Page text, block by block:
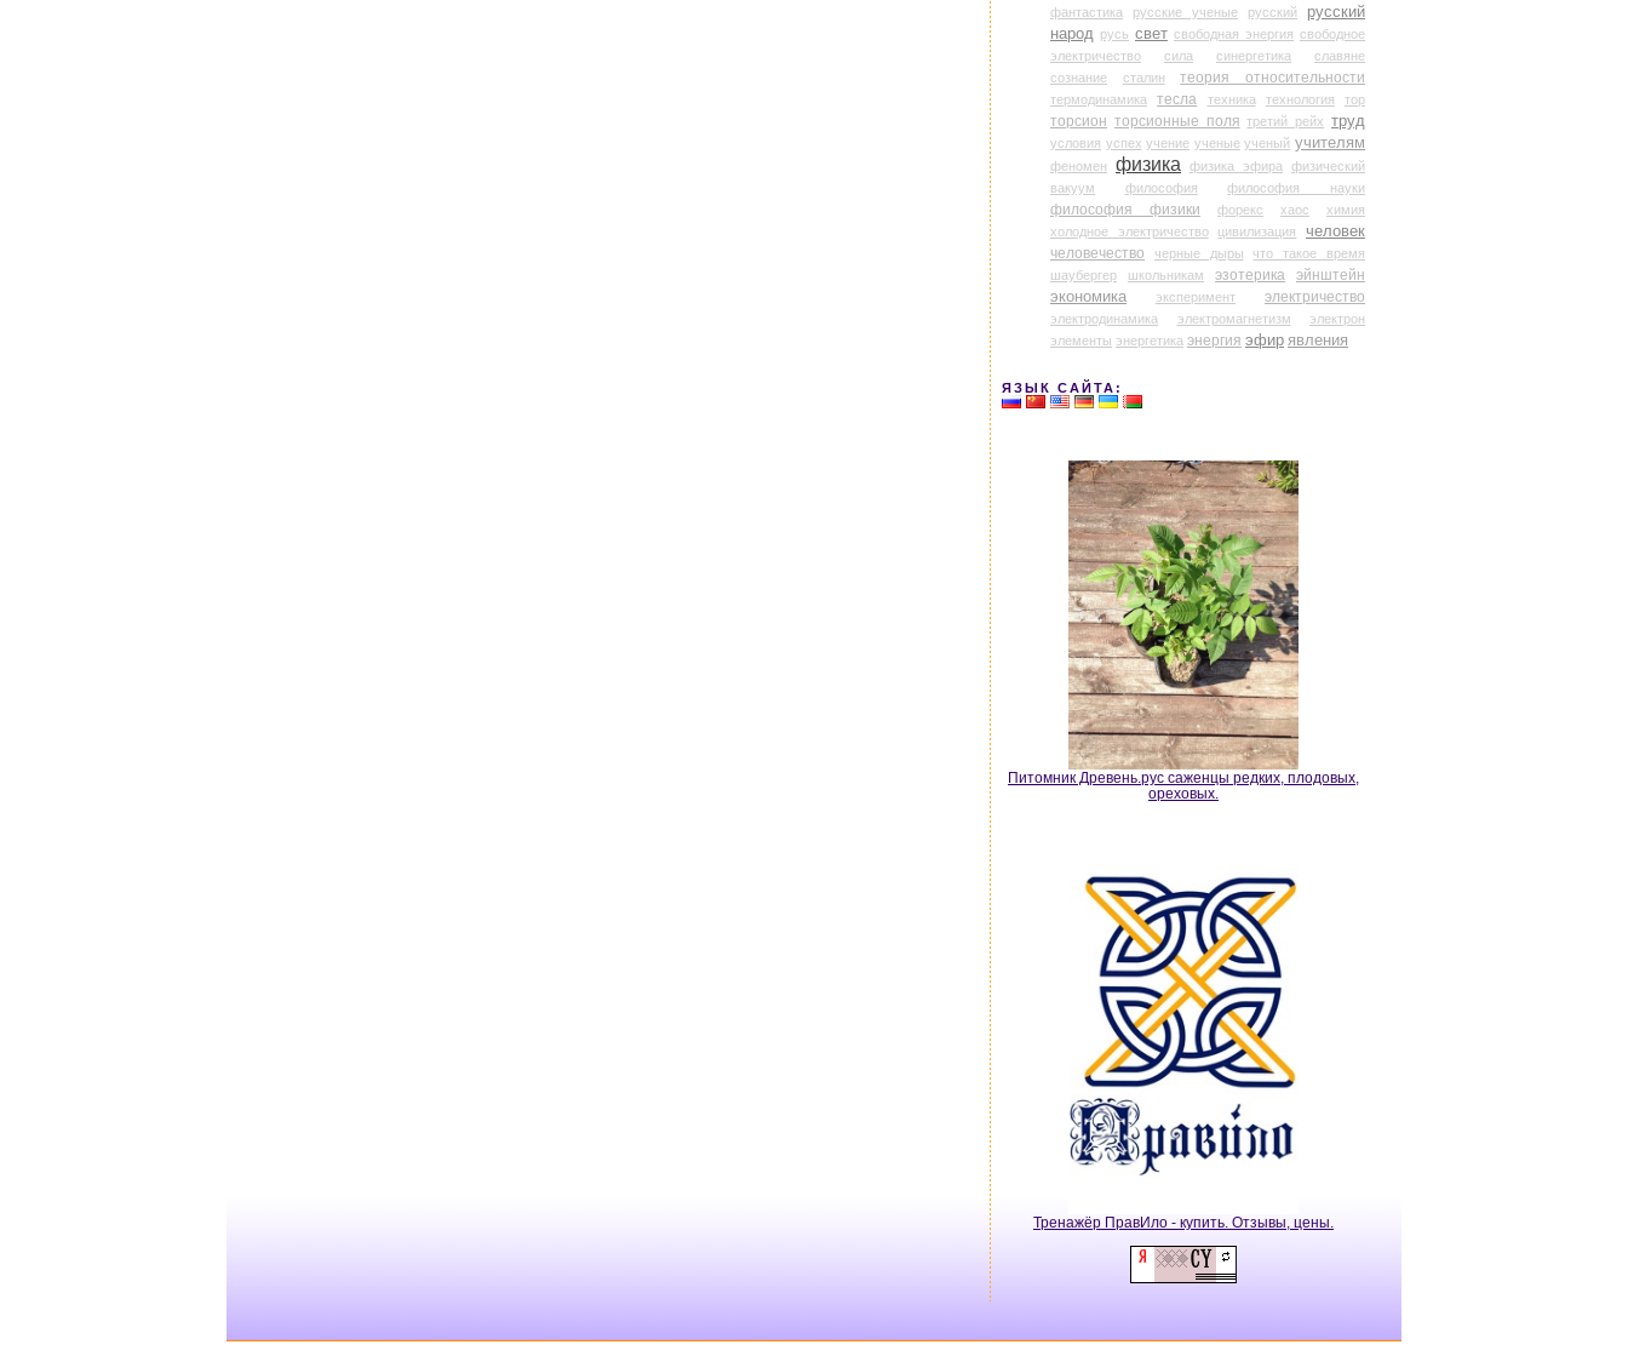
фантастика
русские ученые русский
русский
народ русь свет свободная энергия свободное
электричество
сила синергетика
славяне
сознание
сталин теория относительности
термодинамика тесла техника технология тор
торсион торсионные поля третий рейх труд
условия успех учение ученые ученый учителям
феномен физика физика эфира
физический
вакуум
философия философия науки
философия физики форекс хаос
химия
холодное электричество
цивилизация человек
человечество черные дыры
что такое время
шаубергер
школьникам эзотерика
эйнштейн
экономика
эксперимент электричество
электродинамика электромагнетизм
электрон
элементы энергетика энергия эфир явления
ЯЗЫК САЙТА:
Питомник Древень.рус саженцы редких, плодовых,
ореховых.
Тренажёр ПравИло - купить. Отзывы, цены.